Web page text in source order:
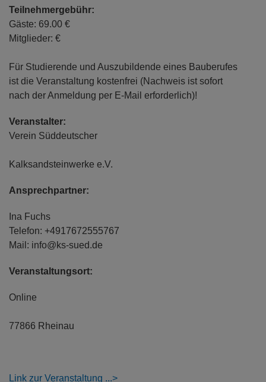
Teilnehmergebühr:
Gäste: 69.00 €
Mitglieder: €
Für Studierende und Auszubildende eines Bauberufes
ist die Veranstaltung kostenfrei (Nachweis ist sofort
nach der Anmeldung per E-Mail erforderlich)!
Veranstalter:
Verein Süddeutscher
Kalksandsteinwerke e.V.
Ansprechpartner:
Ina Fuchs
Telefon: +4917672555767
Mail: info@ks-sued.de
Veranstaltungsort:
Online
77866 Rheinau
Link zur Veranstaltung